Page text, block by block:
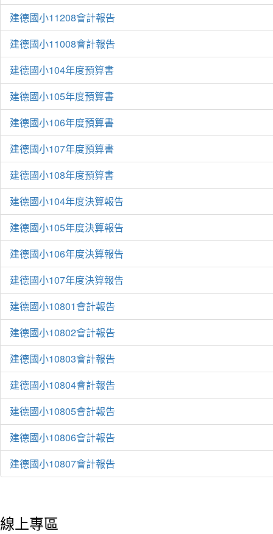
建德國小11208會計報告
建德國小11008會計報告
建德國小104年度預算書
建德國小105年度預算書
建德國小106年度預算書
建德國小107年度預算書
建德國小108年度預算書
建德國小104年度決算報告
建德國小105年度決算報告
建德國小106年度決算報告
建德國小107年度決算報告
建德國小10801會計報告
建德國小10802會計報告
建德國小10803會計報告
建德國小10804會計報告
建德國小10805會計報告
建德國小10806會計報告
建德國小10807會計報告
線上專區